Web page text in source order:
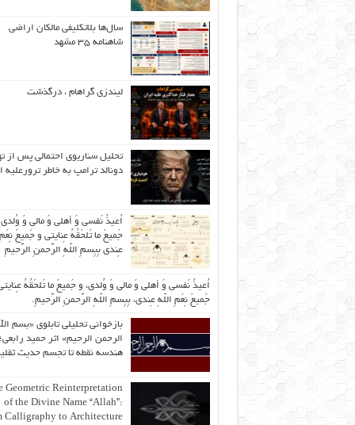
سال‌ها بلاتکلیفی مالکان اراضی
شاهنامه ۳۵ مشهد
لیندزی گراهام ، درگذشت
تحلیل سناریوی احتمالی پس از
دونالد ترامپ به خاطر ترورعلیه
اُعیذُ نَفسی وَ أهلی وَ مالی وَ
جَمیعَ ما تَلحَقُهُ عِنایتی و جَمیعَ نِعَمِ
عِندی بِبِسمِ اللّهِ الرَّحمنِ الرَّحیمِ
اُعیذُ نَفسی وَ أهلی وَ مالی وَ وُلدی، و جَمیعَ ما تَلحَقُهُ
جَمیعَ نِعَمِ اللّهِ عِندی، بِبِسمِ اللّهِ الرَّحمنِ الرَّحیمِ.
بازخوانی تحلیلی تابلوی «بسم
الرحمن الرحیم» اثر حمید رابعی؛
هندسه نقطه تا تجسم حدیث
Geometric Reinterpretation
of the Divine Name “Allah”:
Calligraphy to Architecture